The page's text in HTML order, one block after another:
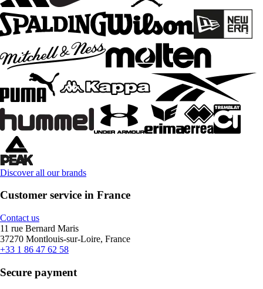
Discover all our brands
Customer service in France
Contact us
11 rue Bernard Maris
37270 Montlouis-sur-Loire, France
+33 1 86 47 62 58
Secure payment